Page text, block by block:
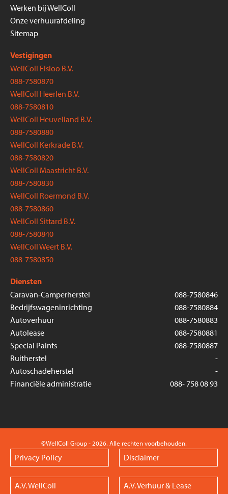
Vestigingen
WellColl Elsloo B.V.
088-7580870
WellColl Heerlen B.V.
088-7580810
WellColl Heuvelland B.V.
088-7580880
WellColl Kerkrade B.V.
088-7580820
WellColl Maastricht B.V.
088-7580830
WellColl Roermond B.V.
088-7580860
WellColl Sittard B.V.
088-7580840
WellColl Weert B.V.
088-7580850
Diensten
Caravan-Camperherstel
088-7580846
Bedrijfswageninrichting
088-7580884
Autoverhuur
088-7580883
Autolease
088-7580881
Special Paints
088-7580887
Ruitherstel
-
Autoschadeherstel
-
Financiële administratie
088- 758 08 93
Werken bij WellColl
Onze verhuurafdeling
Sitemap
©WellColl Group - 2026. Alle rechten voorbehouden.
Privacy Policy Disclaimer
A.V. WellColl A.V. Verhuur & Lease